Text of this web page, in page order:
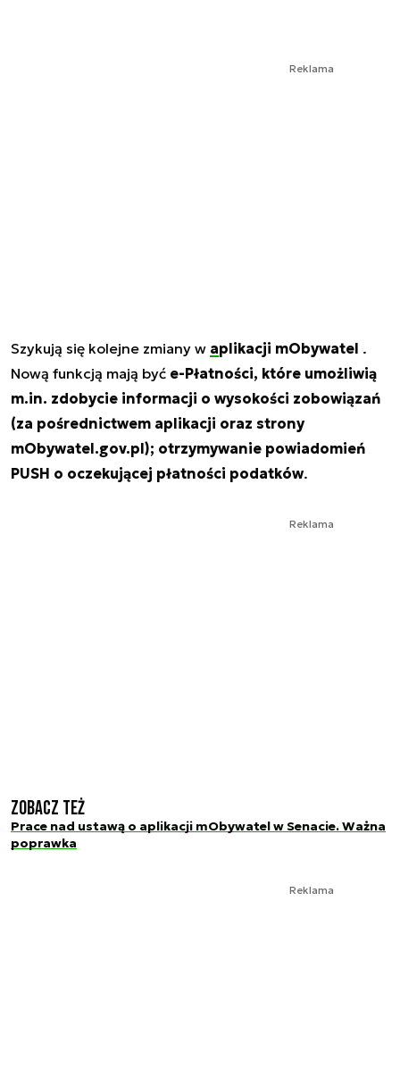
Reklama
Szykują się kolejne zmiany w aplikacji mObywatel .
Nową funkcją mają być e-Płatności, które umożliwią
m.in. zdobycie informacji o wysokości zobowiązań
(za pośrednictwem aplikacji oraz strony
mObywatel.gov.pl); otrzymywanie powiadomień
PUSH o oczekującej płatności podatków.
Reklama
Zobacz też
Prace nad ustawą o aplikacji mObywatel w Senacie. Ważna
poprawka
Reklama